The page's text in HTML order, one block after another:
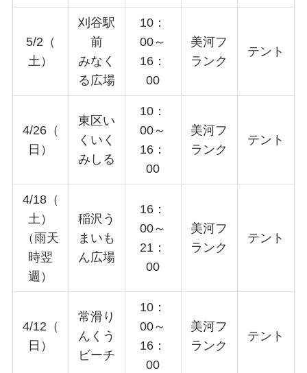
5/2（
土）
刈谷駅
前
みなく
る広場
10：
00～
16：
00
美河フ
ランク
テント
4/26（
日）
東区い
くいく
みしる
10：
00～
16：
00
美河フ
ランク
テント
4/18（
土）
（雨天
時翌
週）
稲沢う
まいも
ん広場
16：
00～
21：
00
美河フ
ランク
テント
4/12（
日）
常滑り
んくう
ビーチ
10：
00～
16：
00
美河フ
ランク
テント